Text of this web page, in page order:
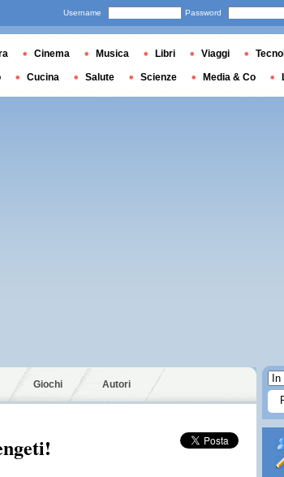
Giochi Autori
Username Password
Cinema Musica Libri Viaggi
Cucina Salute Scienze Media & Co